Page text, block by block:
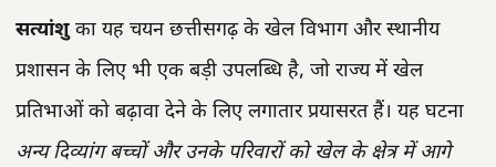
सत्यांशु का यह चयन छत्तीसगढ़ के खेल विभाग और स्थानीय
प्रशासन के लिए भी एक बड़ी उपलब्धि है, जो राज्य में खेल
प्रतिभाओं को बढ़ावा देने के लिए लगातार प्रयासरत हैं। यह घटना
अन्य दिव्यांग बच्चों और उनके परिवारों को खेल के क्षेत्र में आगे